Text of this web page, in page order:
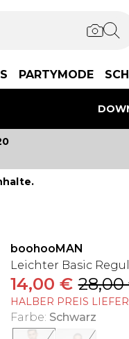
PARTYMODE
boohooMAN
Leichter Basic
14,00 €
HALBER PREIS
Farbe: Schwarz